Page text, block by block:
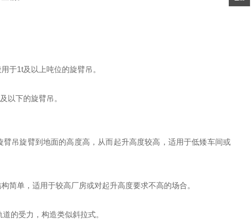
于1t及以上吨位的旋臂吊。
及以下的旋臂吊。
吊旋臂到地面的高度高，从而起升高度较高，适用于低矮车间或
简单，适用于较高厂房或对起升高度要求不高的场合。
道的受力，构造类似斜拉式。